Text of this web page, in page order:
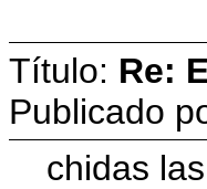
Título: Re:
Publicado
chidas